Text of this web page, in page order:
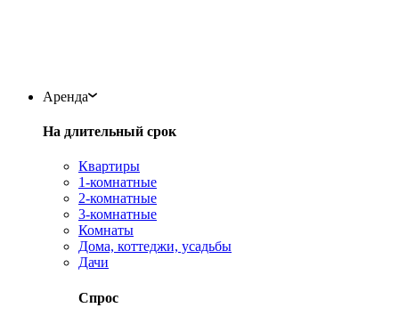
Аренда
На длительный срок
Квартиры
1-комнатные
2-комнатные
3-комнатные
Комнаты
Дома, коттеджи, усадьбы
Дачи
Спрос